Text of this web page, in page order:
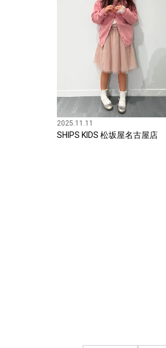
2025.11.11
SHIPS KIDS 松坂屋名古屋店